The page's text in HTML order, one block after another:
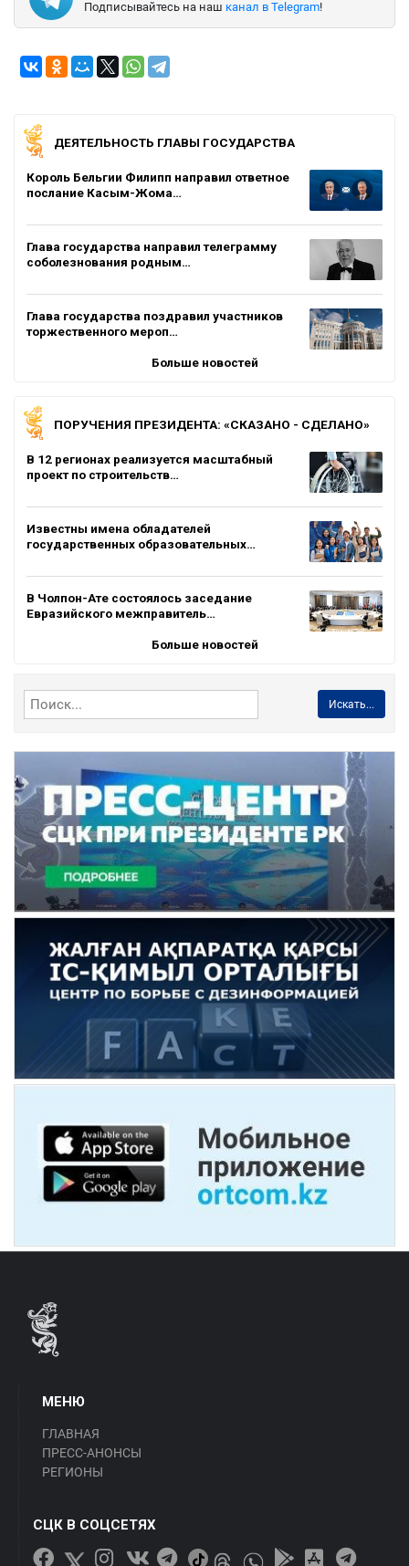
Подписывайтесь на наш канал в Telegram!
ДЕЯТЕЛЬНОСТЬ ГЛАВЫ ГОСУДАРСТВА
Король Бельгии Филипп направил ответное
послание Касым-Жома…
Глава государства направил телеграмму
соболезнования родным…
Глава государства поздравил участников
торжественного мероп…
Больше новостей
ПОРУЧЕНИЯ ПРЕЗИДЕНТА: «СКАЗАНО - СДЕЛАНО»
В 12 регионах реализуется масштабный
проект по строительств…
Известны имена обладателей
государственных образовательных…
В Чолпон-Ате состоялось заседание
Евразийского межправитель…
Больше новостей
Искать...
МЕНЮ
ГЛАВНАЯ
ПРЕСС-АНОНСЫ
РЕГИОНЫ
СЦК В СОЦСЕТЯХ